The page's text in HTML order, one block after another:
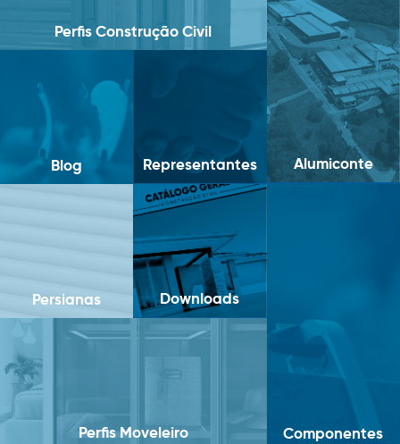
Perfis Construção Civil
Alumiconte
Blog Representantes
Componentes
Persianas Downloads
Perfis Moveleiro